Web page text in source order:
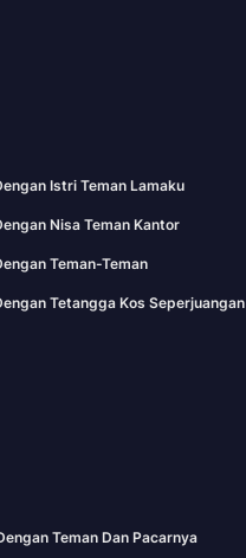
Istri Teman Lamaku
Nisa Teman Kantor
Teman-Teman
Tetangga Kos Seperjuangan
Teman Dan Pacarnya